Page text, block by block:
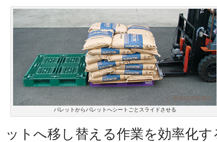
パレットからパレットへシートごとスライドさせる
ットへ移し替える作業を効率化